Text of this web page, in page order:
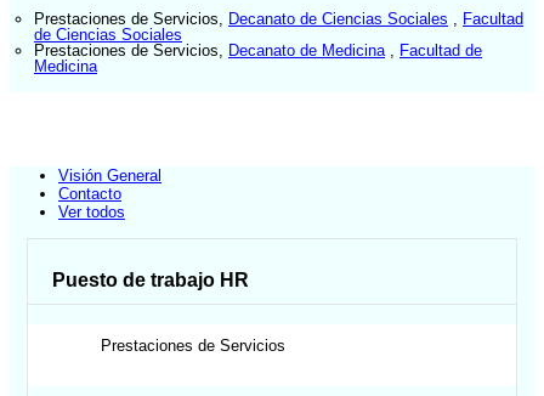
Prestaciones de Servicios Decanato de Ciencias Sociales
Facultad
de Ciencias Sociales
Prestaciones de Servicios
Decanato de Medicina
Facultad de
Medicina
Visión General
Contacto
Ver todos
Puesto de trabajo HR
Prestaciones de Servicios